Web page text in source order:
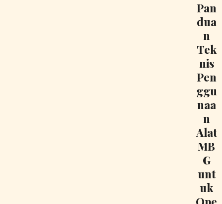
Pan
dua
n
Tek
nis
Pen
ggu
naa
n
Alat
MB
G
unt
uk